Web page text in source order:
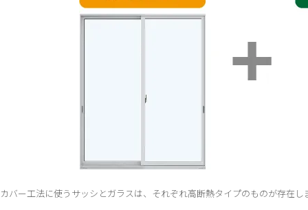
カバー工法に使うサッシとガラスは、それぞれ高断熱タイプのものが存在し